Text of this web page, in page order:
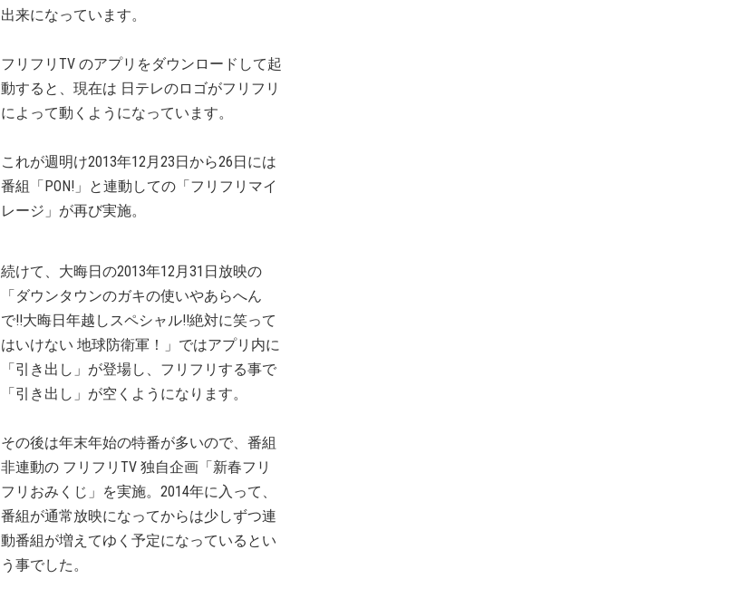
出来になっています。
フリフリTV のアプリをダウンロードして起
動すると、現在は 日テレのロゴがフリフリ
によって動くようになっています。
これが週明け2013年12月23日から26日には
番組「PON!」と連動しての「フリフリマイ
レージ」が再び実施。
続けて、大晦日の2013年12月31日放映の
「ダウンタウンのガキの使いやあらへん
で!!大晦日年越しスペシャル!!絶対に笑って
はいけない 地球防衛軍！」ではアプリ内に
「引き出し」が登場し、フリフリする事で
「引き出し」が空くようになります。
その後は年末年始の特番が多いので、番組
非連動の フリフリTV 独自企画「新春フリ
フリおみくじ」を実施。2014年に入って、
番組が通常放映になってからは少しずつ連
動番組が増えてゆく予定になっているとい
う事でした。